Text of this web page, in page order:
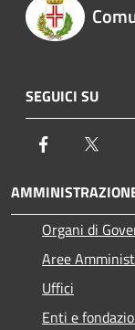
SEGUICI SU
Facebook
Organi di
Aree
Uffici
Enti e